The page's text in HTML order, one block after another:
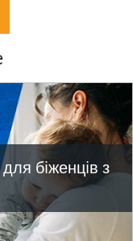
do siebie.
бiженцiв з